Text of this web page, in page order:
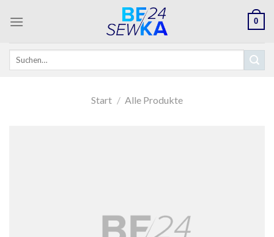
0
Suchen
Start / Alle Produkte